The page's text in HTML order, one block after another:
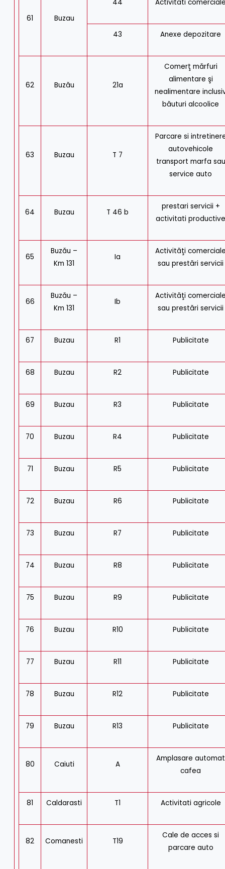
61 Buzau
44 Activitati
43 Anexe depozitare
62 Buzău 21a
Comerţ mărfuri
alimentare şi
nealimentare
băuturi alcoolice
63 Buzau T 7
Parcare si
autovehicole
transport marfa sau
service auto
64 Buzau T 46 b
prestari servicii +
activitati
65
Buzău –
Km 131
Ia
Activităţi
sau prestări servicii
66
Buzău –
Km 131
Ib
Activităţi
sau prestări servicii
67 Buzau R1 Publicitate
68 Buzau R2 Publicitate
69 Buzau R3 Publicitate
70 Buzau R4 Publicitate
71 Buzau R5 Publicitate
72 Buzau R6 Publicitate
73 Buzau R7 Publicitate
74 Buzau R8 Publicitate
75 Buzau R9 Publicitate
76 Buzau R10 Publicitate
77 Buzau R11 Publicitate
78 Buzau R12 Publicitate
79 Buzau R13 Publicitate
80 Caiuti A
Amplasare automat
cafea
81 Caldarasti T1 Activitati agricole
82 Comanesti T19
Cale de acces si
parcare auto